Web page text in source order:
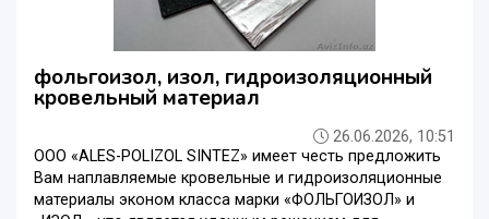
фольгоизол, изол, гидроизоляционный
кровельный материал
26.06.2026, 10:51
ООО «ALES-POLIZOL SINTEZ» имеет честь предложить
Вам наплавляемые кровельные и гидроизоляционные
материалы эконом класса марки «ФОЛЬГОИЗОЛ» и